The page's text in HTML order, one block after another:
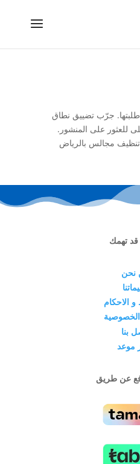
طلبتها. جرّب تضييق نطاق
للعثور على المنشور.
مجالس بالرياض
تهمك
نحن
الاحكام
بنا
موعد
عن طريق